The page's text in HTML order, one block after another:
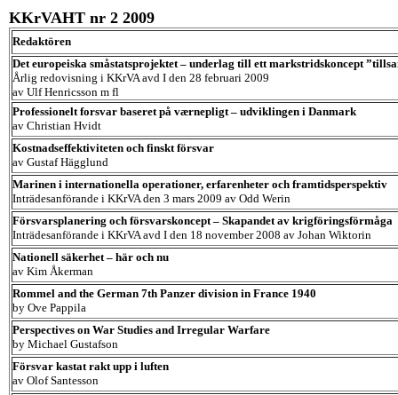
KKrVAHT nr 2 2009
Redaktören
Det europeiska småstatsprojektet – underlag till ett markstridskoncept
Årlig redovisning i KKrVA avd I den 28 februari 2009
av Ulf Henricsson m fl
Professionelt forsvar baseret på værnepligt – udviklingen i Danmark
av Christian Hvidt
Kostnadseffektiviteten och finskt försvar
av Gustaf Hägglund
Marinen i internationella operationer, erfarenheter och framtidsperspektiv
Inträdesanförande i KKrVA den 3 mars 2009 av Odd Werin
Försvarsplanering och försvarskoncept – Skapandet av krigföringsförmåga
Inträdesanförande i KKrVA avd I den 18 november 2008 av Johan Wiktorin
Nationell säkerhet – här och nu
av Kim Åkerman
Rommel and the German 7th Panzer division in France 1940
by Ove Pappila
Perspectives on War Studies and Irregular Warfare
by Michael Gustafson
Försvar kastat rakt upp i luften
av Olof Santesson